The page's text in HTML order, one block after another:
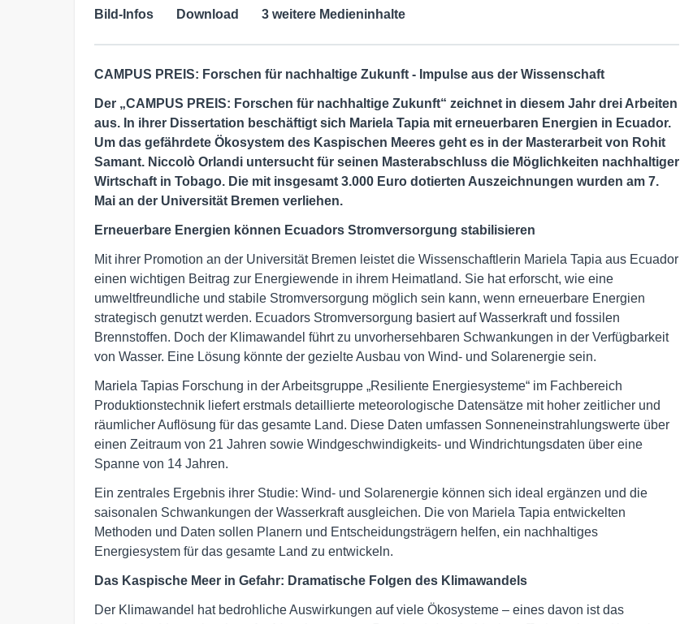
Bild-Infos Download 3 weitere Medieninhalte
CAMPUS PREIS: Forschen für nachhaltige Zukunft - Impulse aus der Wissenschaft
Der „CAMPUS PREIS: Forschen für nachhaltige Zukunft“ zeichnet in diesem Jahr drei Arbeiten
aus. In ihrer Dissertation beschäftigt sich Mariela Tapia mit erneuerbaren Energien in Ecuador.
Um das gefährdete Ökosystem des Kaspischen Meeres geht es in der Masterarbeit von Rohit
Samant. Niccolò Orlandi untersucht für seinen Masterabschluss die Möglichkeiten nachhaltiger
Wirtschaft in Tobago. Die mit insgesamt 3.000 Euro dotierten Auszeichnungen wurden am 7.
Mai an der Universität Bremen verliehen.
Erneuerbare Energien können Ecuadors Stromversorgung stabilisieren
Mit ihrer Promotion an der Universität Bremen leistet die Wissenschaftlerin Mariela Tapia aus Ecuador
einen wichtigen Beitrag zur Energiewende in ihrem Heimatland. Sie hat erforscht, wie eine
umweltfreundliche und stabile Stromversorgung möglich sein kann, wenn erneuerbare Energien
strategisch genutzt werden. Ecuadors Stromversorgung basiert auf Wasserkraft und fossilen
Brennstoffen. Doch der Klimawandel führt zu unvorhersehbaren Schwankungen in der Verfügbarkeit
von Wasser. Eine Lösung könnte der gezielte Ausbau von Wind- und Solarenergie sein.
Mariela Tapias Forschung in der Arbeitsgruppe „Resiliente Energiesysteme“ im Fachbereich
Produktionstechnik liefert erstmals detaillierte meteorologische Datensätze mit hoher zeitlicher und
räumlicher Auflösung für das gesamte Land. Diese Daten umfassen Sonneneinstrahlungswerte über
einen Zeitraum von 21 Jahren sowie Windgeschwindigkeits- und Windrichtungsdaten über eine
Spanne von 14 Jahren.
Ein zentrales Ergebnis ihrer Studie: Wind- und Solarenergie können sich ideal ergänzen und die
saisonalen Schwankungen der Wasserkraft ausgleichen. Die von Mariela Tapia entwickelten
Methoden und Daten sollen Planern und Entscheidungsträgern helfen, ein nachhaltiges
Energiesystem für das gesamte Land zu entwickeln.
Das Kaspische Meer in Gefahr: Dramatische Folgen des Klimawandels
Der Klimawandel hat bedrohliche Auswirkungen auf viele Ökosysteme – eines davon ist das